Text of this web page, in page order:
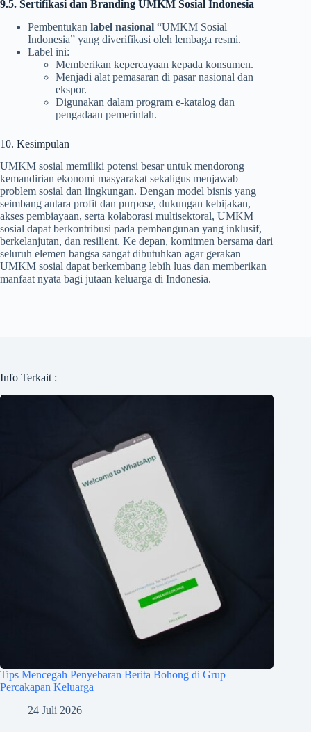
9.5. Sertifikasi dan Branding UMKM Sosial Indonesia
Pembentukan label nasional “UMKM Sosial
Indonesia” yang diverifikasi oleh lembaga resmi.
Label ini:
Memberikan kepercayaan kepada konsumen.
Menjadi alat pemasaran di pasar nasional dan
ekspor.
Digunakan dalam program e-katalog dan
pengadaan pemerintah.
10. Kesimpulan
UMKM sosial memiliki potensi besar untuk mendorong
kemandirian ekonomi masyarakat sekaligus menjawab
problem sosial dan lingkungan. Dengan model bisnis yang
seimbang antara profit dan purpose, dukungan kebijakan,
akses pembiayaan, serta kolaborasi multisektoral, UMKM
sosial dapat berkontribusi pada pembangunan yang inklusif,
berkelanjutan, dan resilient. Ke depan, komitmen bersama dari
seluruh elemen bangsa sangat dibutuhkan agar gerakan
UMKM sosial dapat berkembang lebih luas dan memberikan
manfaat nyata bagi jutaan keluarga di Indonesia.
Info Terkait :
Tips Mencegah Penyebaran Berita Bohong di Grup
Percakapan Keluarga
24 Juli 2026